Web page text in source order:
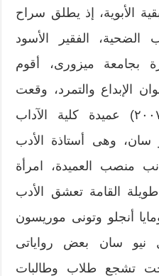
الأبوية، إذ يطلق سراح
الضحية، الفقير الأسود
بجامعة ميزورى، أقوم
الإبداع والتمرد، وقعت
معى العقد (فى إبريل ٢٠٠٧) عميدة كلية الآداب
سان، وهى أستاذة الأدب
منصب العميدة، امرأة
القامة تعشق الأدب
أنجلو وتونى موريسون
نيو سان بعض رواياتى
تشجع طلاب وطالبات